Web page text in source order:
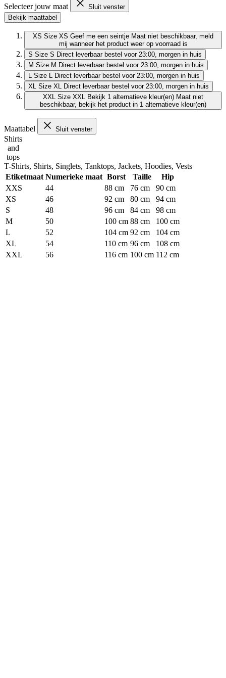
Selecteer jouw maat
Sluit venster
Bekijk maattabel
XS Size XS Geef me een seintje Maat niet beschikbaar, meld
mij wanneer het product weer op voorraad is
S Size S Direct leverbaar bestel voor 23:00, morgen in huis
M Size M Direct leverbaar bestel voor 23:00, morgen in huis
L Size L Direct leverbaar bestel voor 23:00, morgen in huis
XL Size XL Direct leverbaar bestel voor 23:00, morgen in huis
XXL Size XXL Bekijk 1 alternatieve kleur(en) Maat niet
beschikbaar, bekijk het product in 1 alternatieve kleur(en)
Maattabel Sluit venster
Shirts
and
tops
T-Shirts, Shirts, Singlets, Tanktops, Jackets, Hoodies, Vests
Etiketmaat Numerieke maat Borst Taille
Hip
XXS
44 88 cm 76 cm
90 cm
XS
46 92 cm 80 cm
94 cm
S
48 96 cm 84 cm
98 cm
M
50 100 cm 88 cm
100 cm
L
52 104 cm 92 cm
104 cm
XL
54 110 cm 96 cm
108 cm
XXL
56 116 cm 100 cm 112 cm